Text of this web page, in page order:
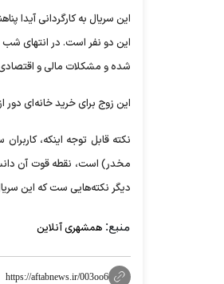
این سریال به کارگردانی آیدا
این دو نفر است. در انتهای
شده و مشکلات مالی و
این زوج برای خرید خانه‌ای
نکته قابل توجه اینکه،
مخدر) است، نقطه قوت آن
دیگر نکته‌هایی ست که این
منبع: همشهری آنلاین
https://aftabnews.ir/003oo6